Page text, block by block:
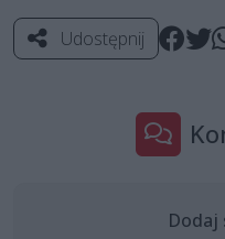
Udostępnij
Dodaj